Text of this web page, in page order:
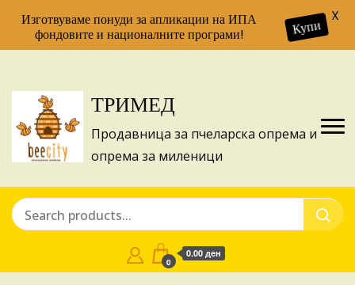
ТРИМЕД
Продавница за пчеларска опрема и
опрема за миленици
0
0.00 ден
Изготвуваме понуди за апликации на ИПА
фондовите и националните програми!
Купи
X